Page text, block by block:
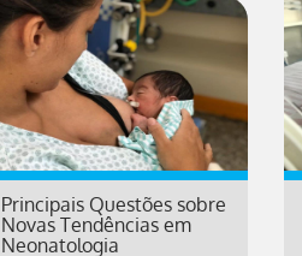
Principais Questões sobre
Novas Tendências em
Neonatologia